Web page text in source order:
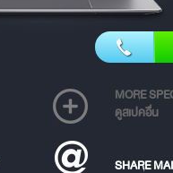
MORE
ดูสเปคอื่น
SHARE